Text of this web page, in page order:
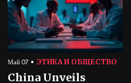
Май 07 ЭТИКА И ОБЩЕСТВО
China Unveils